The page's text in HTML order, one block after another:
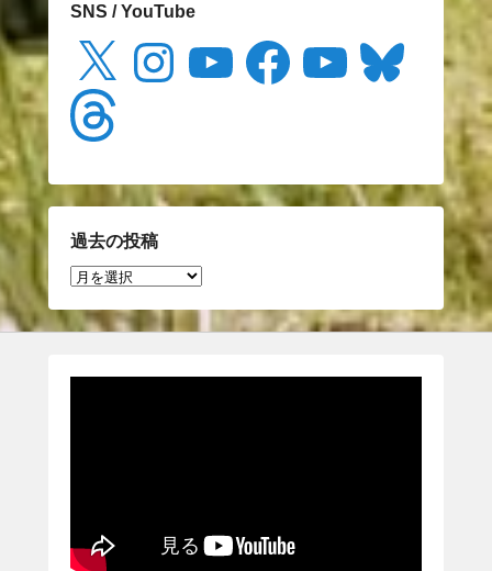
SNS / YouTube
Instagram Facebook Bluesky
Threads
過去の投稿
過
投